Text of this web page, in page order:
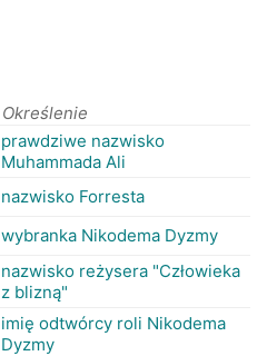
RANKINGI
Określenie
prawdziwe nazwisko
Muhammada Ali
nazwisko Forresta
wybranka Nikodema Dyzmy
nazwisko reżysera "Człowieka
z blizną"
imię odtwórcy roli Nikodema
Dyzmy